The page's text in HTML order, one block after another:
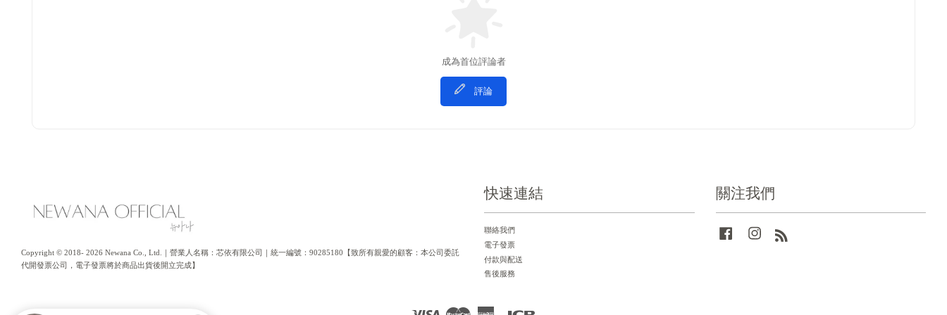
成為首位評論者
評論
Copyright © 2018- 2026 Newana Co., Ltd.｜營業人名稱：芯依有限公司｜統一編號：90285180【致所有親愛的顧客：本公司委託
代開發票公司，電子發票將於商品出貨後開立完成】
快速連結
聯絡我們
電子發票
付款與配送
售後服務
關注我們
Facebook Instagram
Visa American